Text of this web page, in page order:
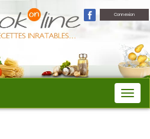
Connexion